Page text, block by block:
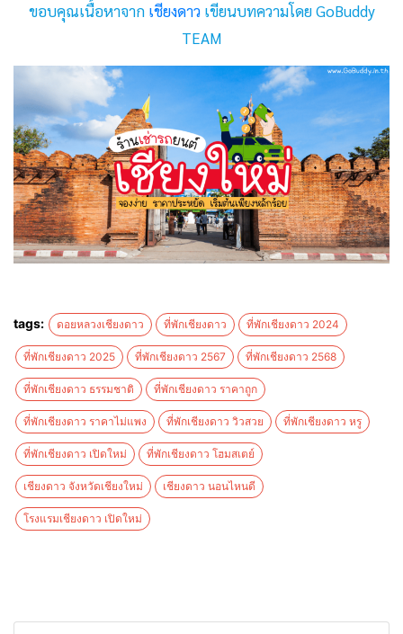
ขอบคุณเนื้อหาจาก เชียงดาวเขียนบทความโดย GoBuddy
TEAM
tags: ดอยหลวงเชียงดาว ที่พักเชียงดาว ที่พักเชียงดาว 2024
ที่พักเชียงดาว 2025 ที่พักเชียงดาว 2567 ที่พักเชียงดาว 2568
ที่พักเชียงดาว ธรรมชาติ ที่พักเชียงดาว ราคาถูก
ที่พักเชียงดาว ราคาไม่แพง ที่พักเชียงดาว วิวสวย ที่พักเชียงดาว หรู
ที่พักเชียงดาว เปิดใหม่ ที่พักเชียงดาว โฮมสเตย์
เชียงดาว จังหวัดเชียงใหม่ เชียงดาว นอนไหนดี
โรงแรมเชียงดาว เปิดใหม่